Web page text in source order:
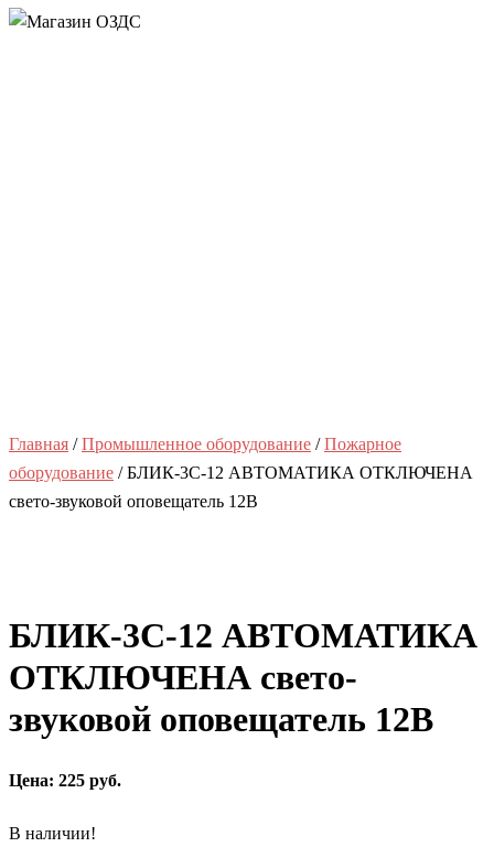
Главная /Промышленное оборудование /Пожарное
оборудование / БЛИК-3С-12 АВТОМАТИКА ОТКЛЮЧЕНА
свето-звуковой оповещатель 12В
БЛИК-3С-12 АВТОМАТИКА
ОТКЛЮЧЕНА свето-
звуковой оповещатель 12В
Цена: 225 руб.
В наличии!